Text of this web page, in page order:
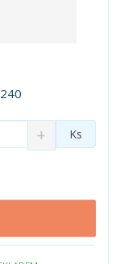
N
a
m
Ks